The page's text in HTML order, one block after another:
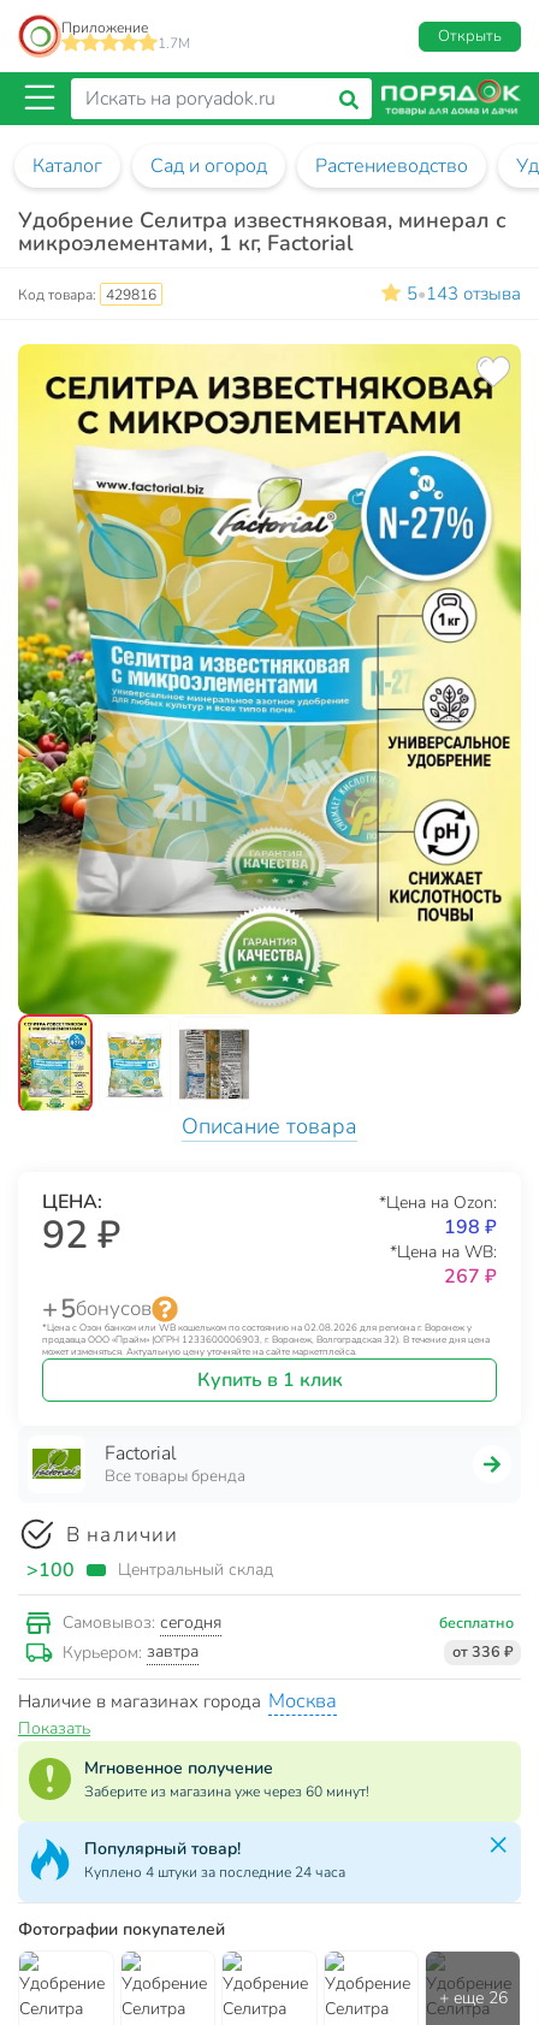
Приложение
1.7M
Открыть
Каталог Сад и огород Растениеводство
Удобрение Селитра известняковая, минерал с
микроэлементами, 1 кг, Factorial
Код товара: 429816 5•143 отзыва
Описание товара
ЦЕНА:
92 ₽
*Цена на Ozon:
198 ₽
*Цена на WB:
267 ₽
+ 5бонусов
*Цена с Озон банком или WB кошельком по состоянию на 02.08.2026 для региона г. Воронеж у
продавца ООО «Прайм» (ОГРН 1233600006903, г. Воронеж, Волгоградская 32). В течение дня цена
может изменяться. Актуальную цену уточняйте на сайте маркетплейса.
Купить в 1 клик
Factorial
Все товары бренда
В наличии
>100 Центральный склад
Самовывоз: сегодня бесплатно
Курьером: завтра от 336 ₽
Наличие в магазинах города Москва
Показать
Мгновенное получение
Заберите из магазина уже через 60 минут!
Популярный товар!
Куплено 4 штуки за последние 24 часа
Фотографии покупателей